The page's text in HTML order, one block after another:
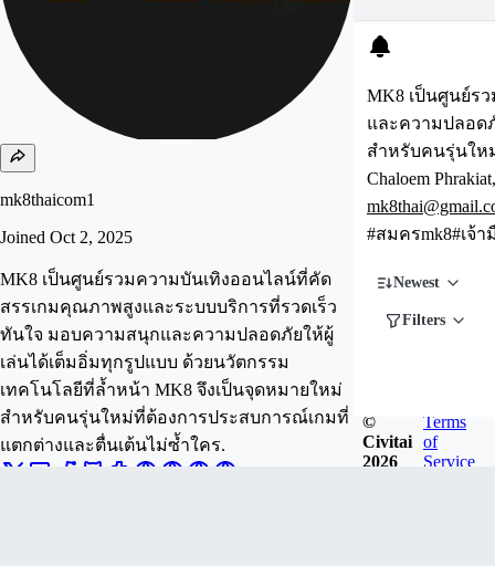
mk8thaicom1
Joined Oct 2, 2025
MK8 เป็นศูนย์รวมความบันเทิงออนไลน์ที่คัด
สรรเกมคุณภาพสูงและระบบบริการที่รวดเร็ว
ทันใจ มอบความสนุกและความปลอดภัยให้ผู้
เล่นได้เต็มอิ่มทุกรูปแบบ ด้วยนวัตกรรม
เทคโนโลยีที่ล้ำหน้า MK8 จึงเป็นจุดหมายใหม่
สำหรับคนรุ่นใหม่ที่ต้องการประสบการณ์เกมที่
แตกต่างและตื่นเต้นไม่ซ้ำใคร.
MK8 เป็นศูนย์ร
และความปลอด
สำหรับคนรุ่นให
Chaloem
#สมครmk8#เจ้
Newest
Filters
©
Civitai
2026
Terms
of
Service